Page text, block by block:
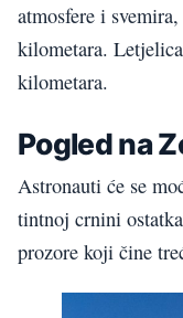
atmosfere i
kilometara.
kilometara.
Pogled na
Astronauti će se
tintnoj crnini
prozore koji čine